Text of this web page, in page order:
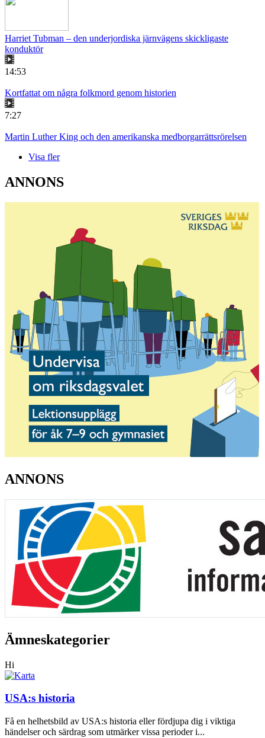
Harriet Tubman – den underjordiska järnvägens skickligaste
konduktör
14:53
Kortfattat om några folkmord genom historien
7:27
Martin Luther King och den amerikanska medborgarrättsrörelsen
Visa fler
ANNONS
ANNONS
Ämneskategorier
Hi
USA:s historia
Få en helhetsbild av USA:s historia eller fördjupa dig i viktiga
händelser och särdrag som utmärker vissa perioder i...